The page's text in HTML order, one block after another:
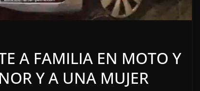
A FAMILIA EN MOTO Y
Y A UNA MUJER
LOCALES OPINIÓN
6 agosto, 2026